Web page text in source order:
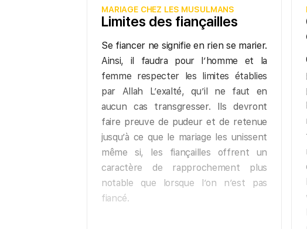
MARIAGE CHEZ LES MUSULMANS
Limites des fiançailles
Se fiancer ne signifie en rien se marier.
Ainsi, il faudra pour l’homme et la
femme respecter les limites établies
par Allah L’exalté, qu’il ne faut en
aucun cas transgresser. Ils devront
faire preuve de pudeur et de retenue
jusqu’à ce que le mariage les unissent
même si, les fiançailles offrent un
caractère de rapprochement plus
notable que lorsque l’on n’est pas
fiancé.